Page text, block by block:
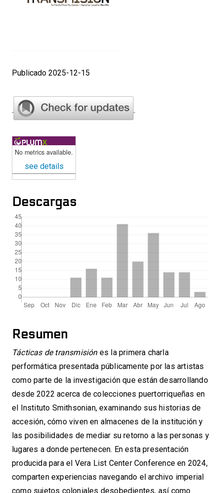
Publicado 2025-12-15
No metrics available.
see details
Descargas
Resumen
Tácticas de transmisión es la primera charla
performática presentada públicamente por las artistas
como parte de la investigación que están desarrollando
desde 2022 acerca de colecciones puertorriqueñas en
el Instituto Smithsonian, examinando sus historias de
accesión, cómo viven en almacenes de la institución y
las posibilidades de mediar su retorno a las personas y
lugares a donde pertenecen. En esta presentación
producida para el Vera List Center Conference en 2024,
comparten experiencias navegando el archivo imperial
como sujetos coloniales desobedientes, así como